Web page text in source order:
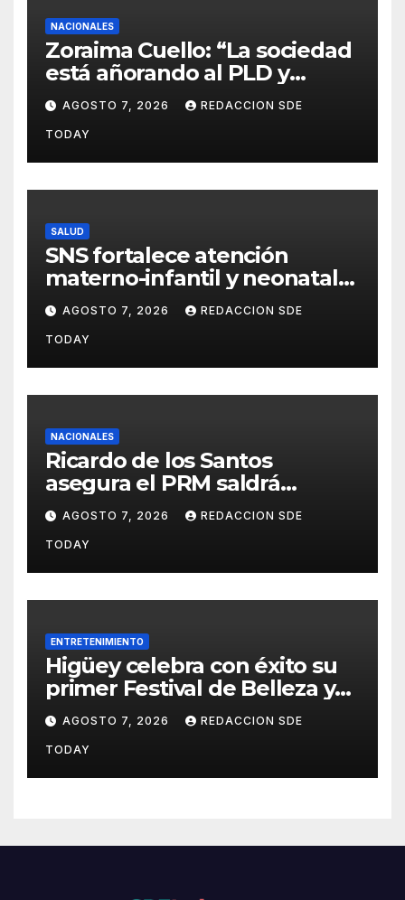
NACIONALES
Zoraima Cuello: “La sociedad
está añorando al PLD y
nuestro deber es comunicar
con la verdad y las
evidencias”
AGOSTO 7, 2026 REDACCION SDE
TODAY
SALUD
SNS fortalece atención
materno-infantil y neonatal
con nuevas estrategias y
avances en la Red Pública de
Salud
AGOSTO 7, 2026 REDACCION SDE
TODAY
NACIONALES
Ricardo de los Santos
asegura el PRM saldrá
fortalecido del proceso
interno para escoger nuevas
autoridades
AGOSTO 7, 2026 REDACCION SDE
TODAY
ENTRETENIMIENTO
Higüey celebra con éxito su
primer Festival de Belleza y
Emprendimiento
AGOSTO 7, 2026 REDACCION SDE
TODAY